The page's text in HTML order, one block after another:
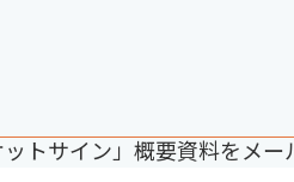
ットサイン」概要資料をメー